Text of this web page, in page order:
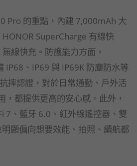
Pro 的重點，內建 7,000mAh 大
SuperCharge 有線快
線快充。防護能力方面，
IP68、IP69 與 IP69K 防塵防水等
摔認證，對於日常通勤、戶外活
，都提供更高的安心感。此外，
7、藍牙 6.0、紅外線遙控器、雙
顯偏向想要效能、拍照、續航都